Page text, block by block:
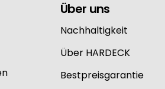
Über uns
Nachhaltigkeit
Über HARDECK
Bestpreisgarantie